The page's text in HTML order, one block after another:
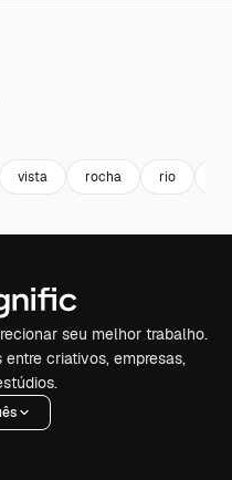
vista rocha rio
seu melhor trabalho.
criativos, empresas,